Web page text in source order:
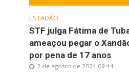
ESTADÃO
STF julga Fátima de
ameaçou pegar o
por pena de 17 anos
2 de agosto de 2024 09:44